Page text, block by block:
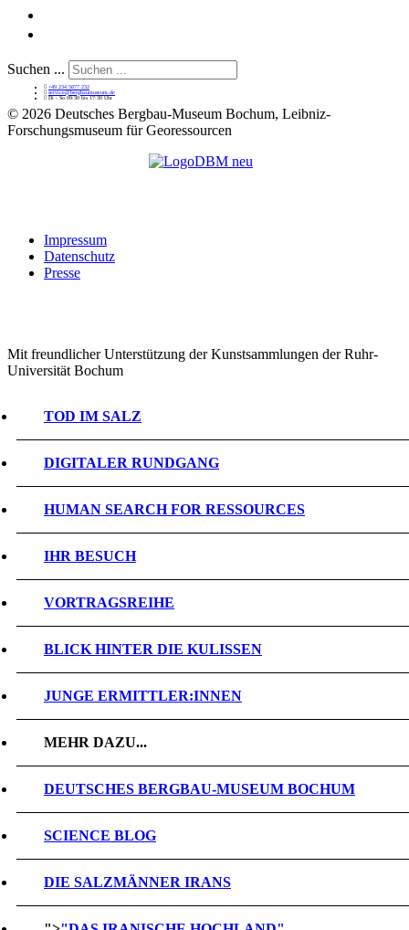
Suchen ...
+49 234 5877 232
service@bergbaumuseum.de
Di - So 09:30 bis 17:30 Uhr
© 2026 Deutsches Bergbau-Museum Bochum, Leibniz-
Forschungsmuseum für Georessourcen
Impressum
Datenschutz
Presse
Mit freundlicher Unterstützung der Kunstsammlungen der Ruhr-
Universität Bochum
TOD IM SALZ
DIGITALER RUNDGANG
HUMAN SEARCH FOR RESSOURCES
IHR BESUCH
VORTRAGSREIHE
BLICK HINTER DIE KULISSEN
JUNGE ERMITTLER:INNEN
MEHR DAZU...
DEUTSCHES BERGBAU-MUSEUM BOCHUM
SCIENCE BLOG
DIE SALZMÄNNER IRANS